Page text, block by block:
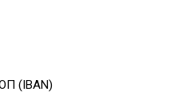
(IBAN)